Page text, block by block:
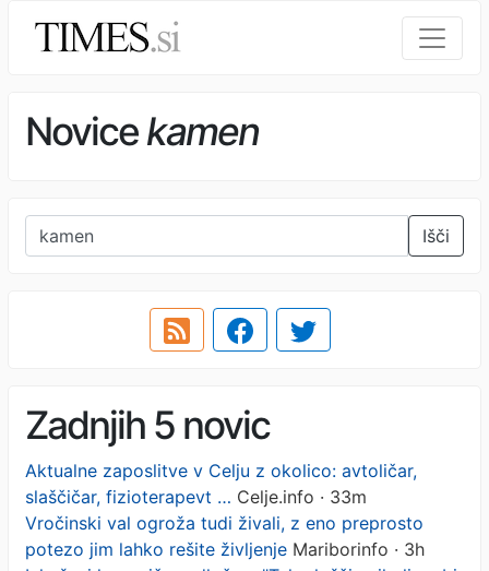
Novicekamen
Išči
Zadnjih 5 novic
Aktualne zaposlitve v Celju z okolico: avtoličar,
slaščičar, fizioterapevt … Celje.info · 33m
Vročinski val ogroža tudi živali, z eno preprosto
potezo jim lahko rešite življenje Mariborinfo · 3h